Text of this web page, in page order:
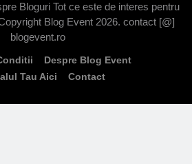
Bloguri Tot ce este de interes pentru
Blog Event 2026. contact [@]
blogevent.ro
Despre Blog Event
Tau Aici
Contact